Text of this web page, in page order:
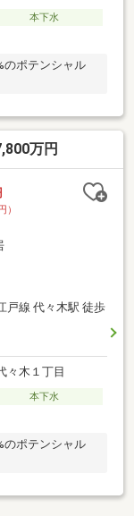
本下水
のポテンシャル
万円
）
戸線 代々木駅 徒歩
々木１丁目
本下水
のポテンシャル